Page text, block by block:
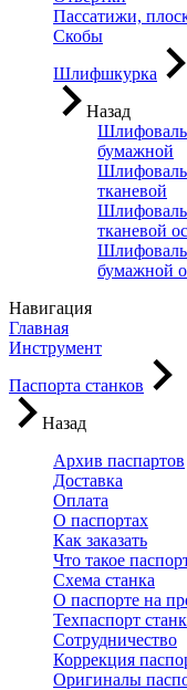
Пассатижи,
Скобы
Шлифшкурка
Назад
бумажной
тканевой
тканевой
бумажной
Навигация
Главная
Инструмент
Паспорта станков
Назад
Архив паспартов
Доставка
Оплата
О паспортах
Как заказать
Что такое
Схема станка
О паспорте на
Техпаспорт
Сотрудничество
Коррекция
Оригиналы